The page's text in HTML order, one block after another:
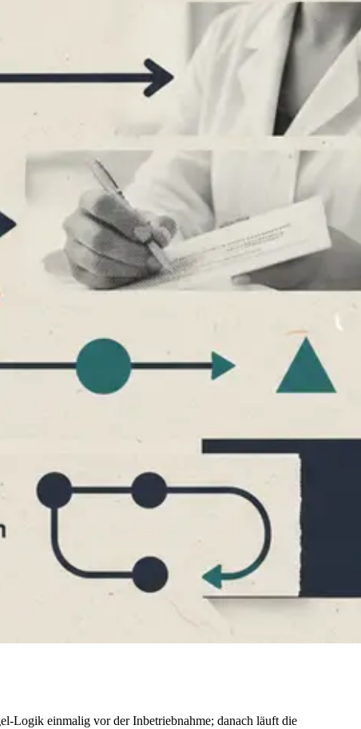
Logik einmalig vor der Inbetriebnahme; danach läuft die